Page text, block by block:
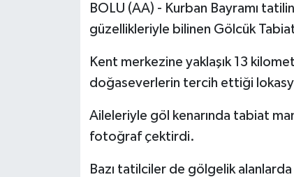
BOLU (AA) - Kurban Bayramı
güzellikleriyle bilinen Gölcük
Kent merkezine yaklaşık 13
doğaseverlerin tercih ettiği
Aileleriyle göl kenarında tabiat
fotoğraf çektirdi.
Bazı tatilciler de gölgelik alanlarda